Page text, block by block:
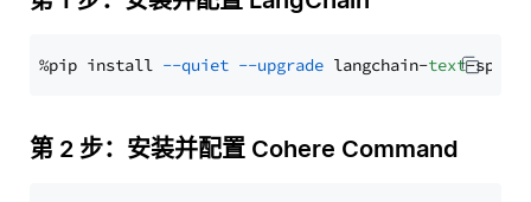
%pip install --quiet --upgrade langchain-text
第 2 步：安装并配置 Cohere Command